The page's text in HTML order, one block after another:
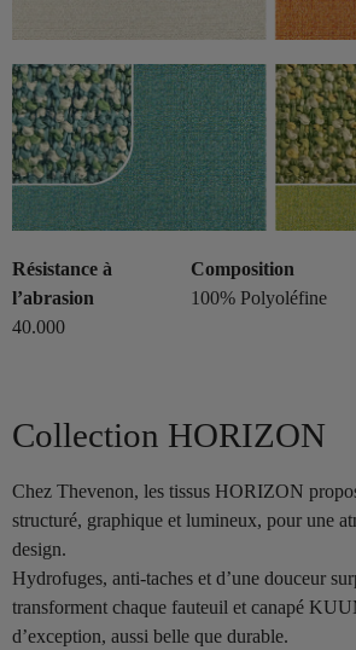
Résistance à
l’abrasion
40.000
Composition
100% Polyoléfine
Collection HORIZON
Chez Thevenon, les tissus HORIZON
structuré, graphique et lumineux, pour une
design.
Hydrofuges, anti-taches et d’une douceur
transforment chaque fauteuil et canapé
d’exception, aussi belle que durable.